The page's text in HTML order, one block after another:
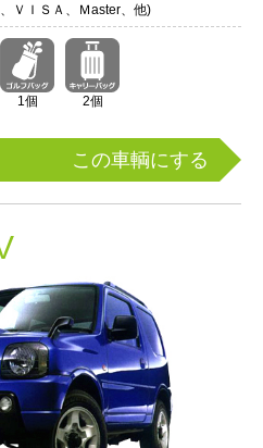
ＶＩＳＡ、Ｍaster、他)
1個 2個
この車輌にする